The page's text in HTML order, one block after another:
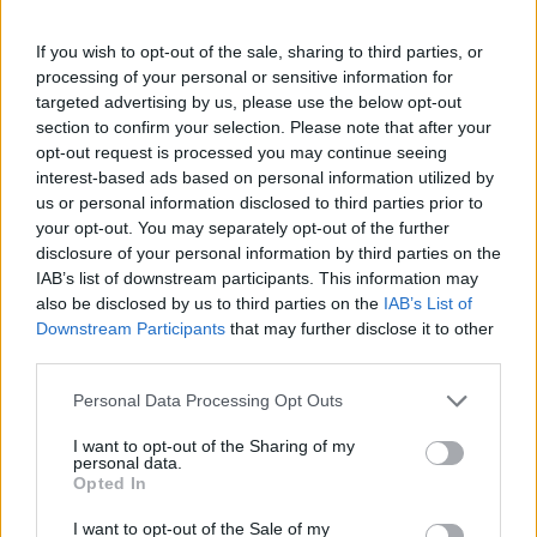
If you wish to opt-out of the sale, sharing to third parties, or
processing of your personal or sensitive information for
targeted advertising by us, please use the below opt-out
section to confirm your selection. Please note that after your
opt-out request is processed you may continue seeing
interest-based ads based on personal information utilized by
us or personal information disclosed to third parties prior to
your opt-out. You may separately opt-out of the further
disclosure of your personal information by third parties on the
IAB’s list of downstream participants. This information may
also be disclosed by us to third parties on the IAB’s List of
Downstream Participants that may further disclose it to other
Personal Data Processing Opt Outs
I want to opt-out of the Sharing of my
personal data.
Opted In
I want to opt-out of the Sale of my